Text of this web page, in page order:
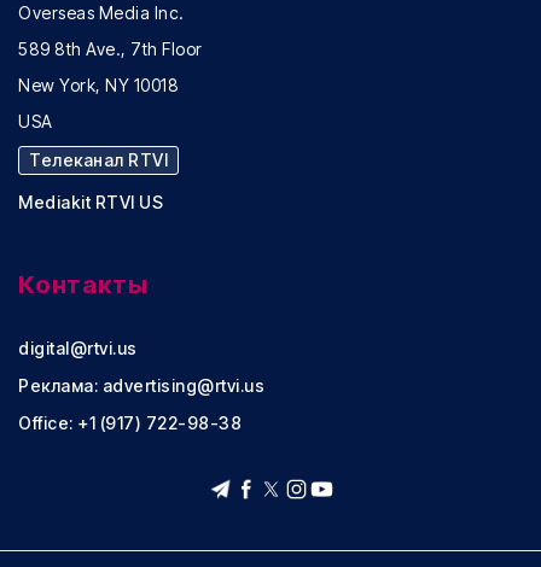
Overseas Media Inc.
589 8th Ave., 7th Floor
New York, NY 10018
USA
Телеканал RTVI
Mediakit RTVI US
Контакты
digital@rtvi.us
Реклама: advertising@rtvi.us
Office: +1 (917) 722-98-38